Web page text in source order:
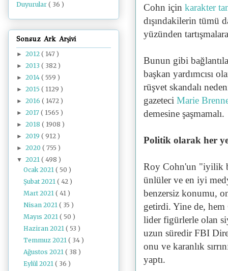
Cohn için karakter
dışındakilerin tümü
yüzünden
Bunun gibi
başkan yardımcısı
rüşvet skandalı
gazeteci Marie
demesine şaşmamalı.
Politik olarak her
Roy Cohn'un "iyilik
ünlüler ve en iyi
benzersiz konumu,
getirdi. Yine de,
lider figürlerle olan
uzun süredir FBI
onu ve karanlık
yaptı.
Duyurular ( 36 )
Sonsuz Ark Arşivi
► 2012 ( 147 )
► 2013 ( 382 )
► 2014 ( 559 )
► 2015 ( 1129 )
► 2016 ( 1472 )
► 2017 ( 1565 )
► 2018 ( 1908 )
► 2019 ( 912 )
► 2020 ( 755 )
▼ 2021 ( 498 )
Ocak 2021( 50 )
Şubat 2021( 42 )
Mart 2021( 41 )
Nisan 2021( 35 )
Mayıs 2021( 50 )
Haziran 2021( 53 )
Temmuz 2021( 34 )
Ağustos 2021( 38 )
Eylül 2021( 36 )